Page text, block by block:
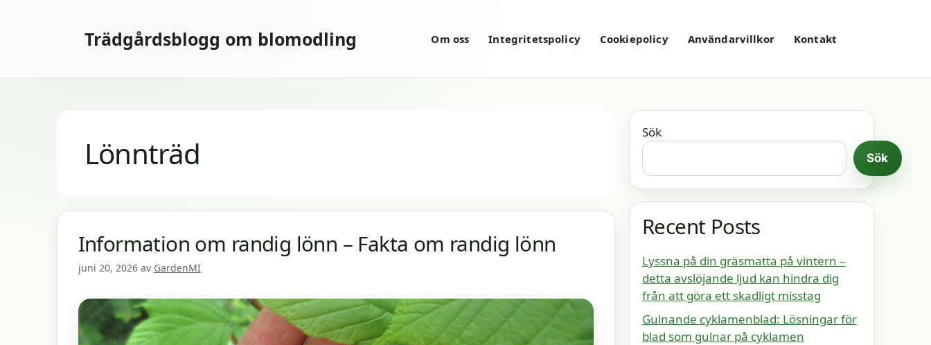
Trädgårdsblogg om blomodling Om oss Integritetspolicy Cookiepolicy Användarvillkor Kontakt
Lönnträd
Information om randig lönn – Fakta om randig lönn
juni 20, 2026 av GardenMI
Sök
Sök
Recent Posts
Lyssna på din gräsmatta på vintern –
detta avslöjande ljud kan hindra dig
från att göra ett skadligt misstag
Gulnande cyklamenblad: Lösningar för
blad som gulnar på cyklamen